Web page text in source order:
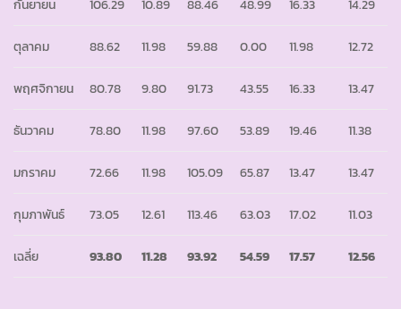
กันยายน 106.29 10.89 88.46 48.99 16.33 14.29
ตุลาคม 88.62 11.98 59.88 0.00 11.98 12.72
พฤศจิกายน 80.78 9.80 91.73 43.55 16.33 13.47
ธันวาคม 78.80 11.98 97.60 53.89 19.46 11.38
มกราคม 72.66 11.98 105.09 65.87 13.47 13.47
กุมภาพันธ์ 73.05 12.61 113.46 63.03 17.02 11.03
เฉลี่ย 93.80 11.28 93.92 54.59 17.57 12.56